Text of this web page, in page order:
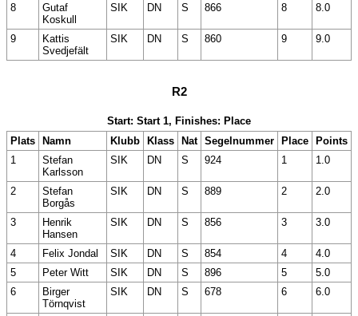
8
Gutaf
Koskull
SIK DN S 866 8 8.0
9
Kattis
Svedjefält
SIK DN S 860 9 9.0
R2
Start: Start 1, Finishes: Place
Plats
Namn Klubb Klass Nat Segelnummer Place
Points
1
Stefan
Karlsson
SIK DN S 924 1 1.0
2
Stefan
Borgås
SIK DN S 889 2 2.0
3
Henrik
Hansen
SIK DN S 856 3 3.0
4 Felix Jondal SIK DN S 854 4
4.0
5
Peter Witt SIK DN S 896 5
5.0
6
Birger
Törnqvist
SIK DN S 678 6 6.0